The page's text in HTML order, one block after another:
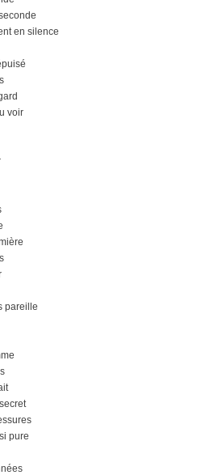
en silence
voir
pareille
pure